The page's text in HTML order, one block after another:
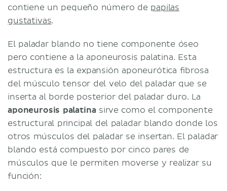
contiene un pequeño número de papilas
gustativas.
El paladar blando no tiene componente óseo
pero contiene a la aponeurosis palatina. Esta
estructura es la expansión aponeurótica fibrosa
del músculo tensor del velo del paladar que se
inserta al borde posterior del paladar duro. La
aponeurosis palatina sirve como el componente
estructural principal del paladar blando donde los
otros músculos del paladar se insertan. El paladar
blando está compuesto por cinco pares de
músculos que le permiten moverse y realizar su
función: